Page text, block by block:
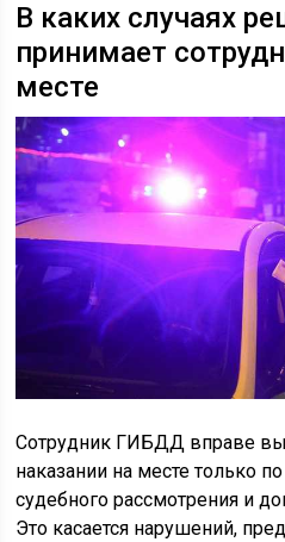
В каких случаях
принимает
месте
Сотрудник ГИБДД вправе
наказании на месте только
судебного рассмотрения и
Это касается нарушений,